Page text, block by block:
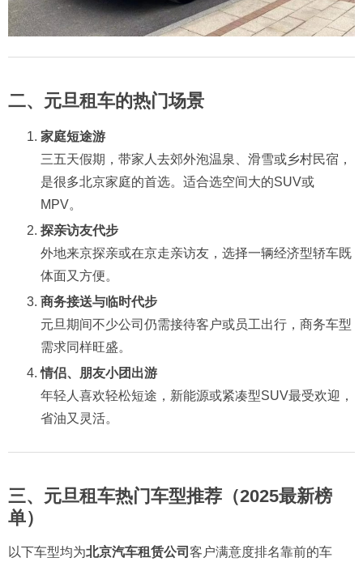
二、元旦租车的热门场景
家庭短途游
三五天假期，带家人去郊外泡温泉、滑雪或乡村民宿，
是很多北京家庭的首选。适合选空间大的SUV或
MPV。
探亲访友代步
外地来京探亲或在京走亲访友，选择一辆经济型轿车既
体面又方便。
商务接送与临时代步
元旦期间不少公司仍需接待客户或员工出行，商务车型
需求同样旺盛。
情侣、朋友小团出游
年轻人喜欢轻松短途，新能源或紧凑型SUV最受欢迎，
省油又灵活。
三、元旦租车热门车型推荐（2025最新榜
单）
以下车型均为北京汽车租赁公司 客户满意度排名靠前的车